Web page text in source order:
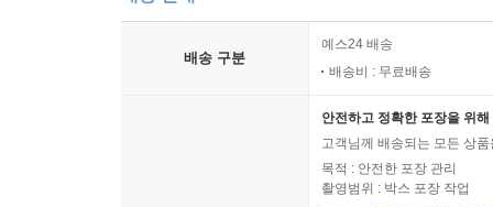
배송 구분
예스24 배송
배송비 : 무료배송
안전하고 정확한 포장을 위
고객님께 배송되는 모든 상
목적 : 안전한 포장 관리
촬영범위 : 박스 포장 작업